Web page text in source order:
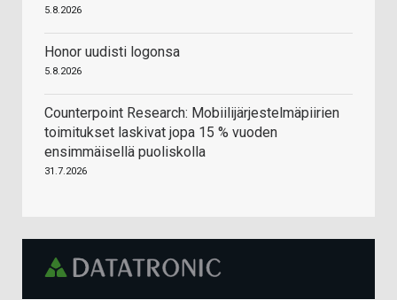
5.8.2026
Honor uudisti logonsa
5.8.2026
Counterpoint Research: Mobiilijärjestelmäpiirien
toimitukset laskivat jopa 15 % vuoden
ensimmäisellä puoliskolla
31.7.2026